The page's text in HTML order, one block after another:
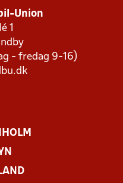
Union
1
- fredag 9-16)